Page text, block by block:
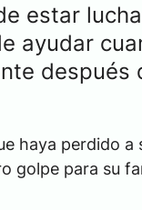
estar
ayudar
después
haya perdido a
golpe para su